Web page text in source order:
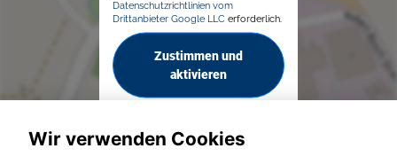
Datenschutzrichtlinien vom
Drittanbieter Google LLC erforderlich.
Zustimmen und
aktivieren
Wir verwenden Cookies